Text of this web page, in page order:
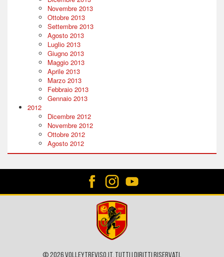
Novembre 2013
Ottobre 2013
Settembre 2013
Agosto 2013
Luglio 2013
Giugno 2013
Maggio 2013
Aprile 2013
Marzo 2013
Febbraio 2013
Gennaio 2013
2012
Dicembre 2012
Novembre 2012
Ottobre 2012
Agosto 2012